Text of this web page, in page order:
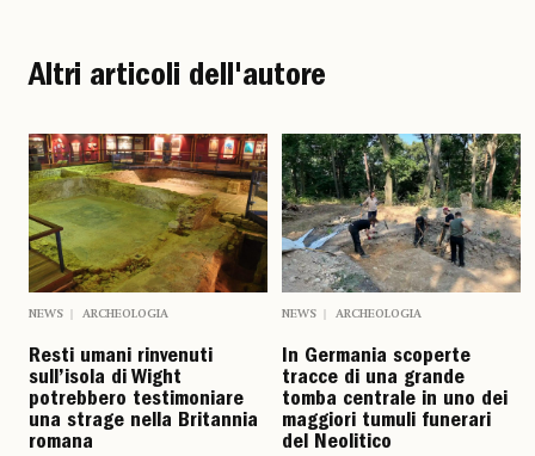
Altri articoli dell'autore
NEWS ARCHEOLOGIA
Resti umani rinvenuti
sull’isola di Wight
potrebbero testimoniare
una strage nella Britannia
romana
NEWS ARCHEOLOGIA
In Germania scoperte
tracce di una grande
tomba centrale in uno dei
maggiori tumuli funerari
del Neolitico